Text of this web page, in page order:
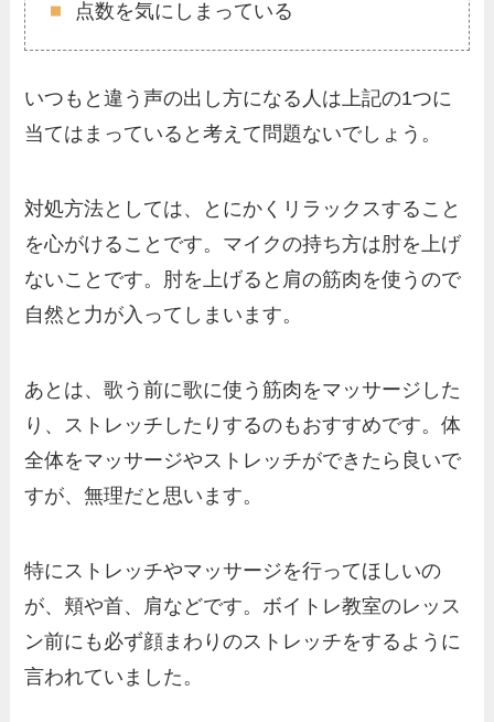
点数を気にしまっている
いつもと違う声の出し方になる人は上記の1つに
当てはまっていると考えて問題ないでしょう。
対処方法としては、とにかくリラックスすること
を心がけることです。マイクの持ち方は肘を上げ
ないことです。肘を上げると肩の筋肉を使うので
自然と力が入ってしまいます。
あとは、歌う前に歌に使う筋肉をマッサージした
り、ストレッチしたりするのもおすすめです。体
全体をマッサージやストレッチができたら良いで
すが、無理だと思います。
特にストレッチやマッサージを行ってほしいの
が、頬や首、肩などです。ボイトレ教室のレッス
ン前にも必ず顔まわりのストレッチをするように
言われていました。